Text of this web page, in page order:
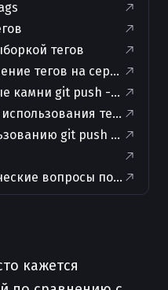
тегов
тегов на сервере
камни git push --tags
тегов и
git push --tags
вопросы по теме и
кажется